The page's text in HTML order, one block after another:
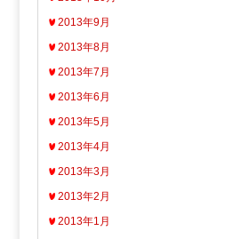
2013年9月
2013年8月
2013年7月
2013年6月
2013年5月
2013年4月
2013年3月
2013年2月
2013年1月